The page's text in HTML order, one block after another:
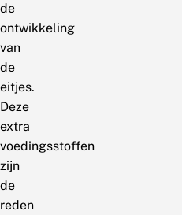
de
ontwikkeling
van
de
eitjes.
Deze
extra
voedingsstoffen
zijn
de
reden